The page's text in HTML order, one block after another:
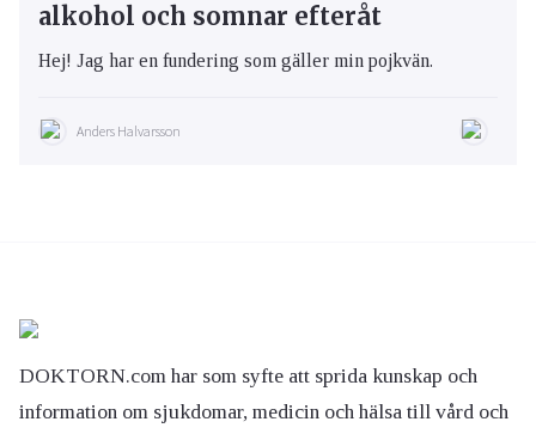
alkohol och somnar efteråt
Hej! Jag har en fundering som gäller min pojkvän.
Anders Halvarsson
DOKTORN.com har som syfte att sprida kunskap och
information om sjukdomar, medicin och hälsa till vård och